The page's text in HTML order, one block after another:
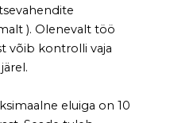
). Olenevalt töö
võib kontrolli vaja
eluiga on 10